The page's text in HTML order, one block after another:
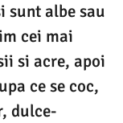
sunt albe sau
cei mai
si acre, apoi
ce se coc,
dulce-